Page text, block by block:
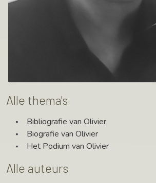
Alle thema's
Bibliografie van Olivier
Biografie van Olivier
Het Podium van Olivier
Alle auteurs